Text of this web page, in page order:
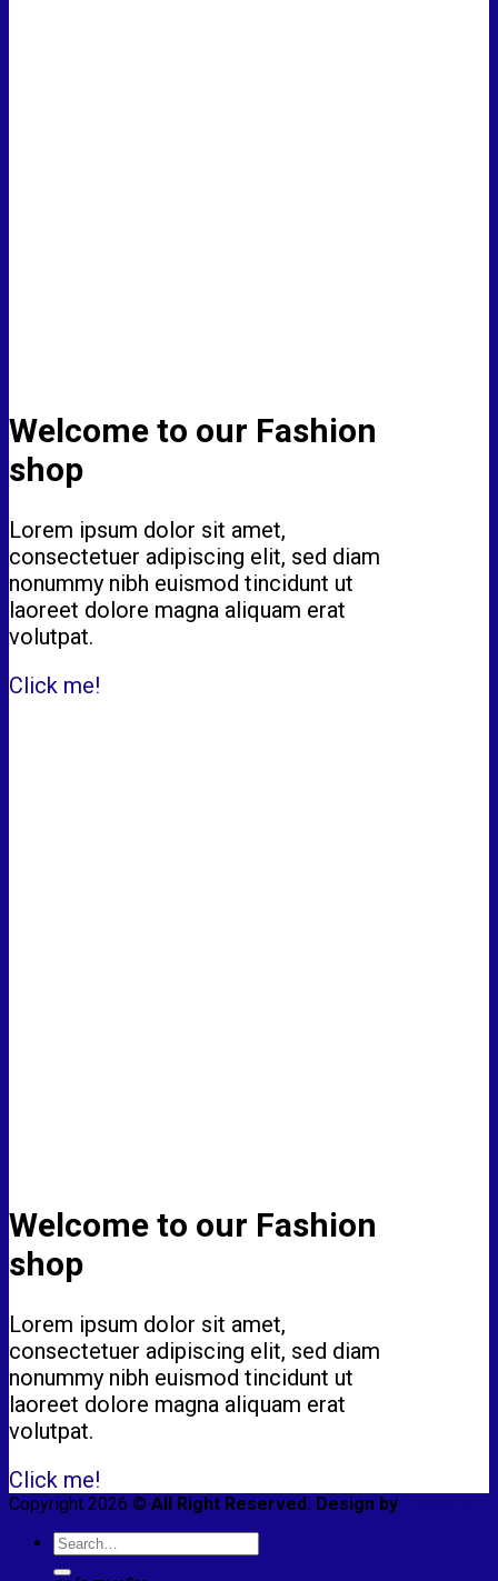
Welcome to our Fashion
shop
Lorem ipsum dolor sit amet,
consectetuer adipiscing elit, sed diam
nonummy nibh euismod tincidunt ut
laoreet dolore magna aliquam erat
volutpat.
Click me!
Welcome to our Fashion
shop
Lorem ipsum dolor sit amet,
consectetuer adipiscing elit, sed diam
nonummy nibh euismod tincidunt ut
laoreet dolore magna aliquam erat
volutpat.
Click me!
Copyright 2026 © All Right Reserved. Design by
Search